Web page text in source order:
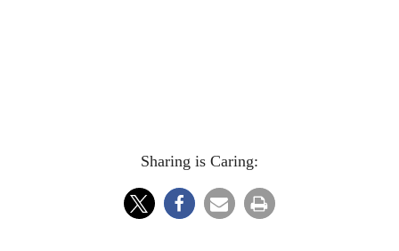
Sharing is Caring: